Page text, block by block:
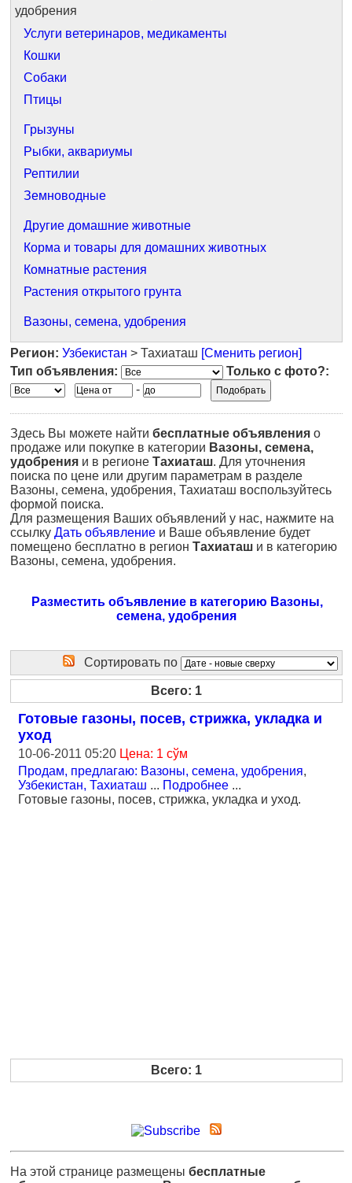
удобрения
Услуги ветеринаров, медикаменты
Кошки
Собаки
Птицы
Грызуны
Рыбки, аквариумы
Рептилии
Земноводные
Другие домашние животные
Корма и товары для домашних животных
Комнатные растения
Растения открытого грунта
Вазоны, семена, удобрения
Регион: Узбекистан > Тахиаташ [Сменить регион]
Тип объявления:
Только с фото?:
-
Здесь Вы можете найти бесплатные объявления о
продаже или покупке в категории Вазоны, семена,
удобрения и в регионе Тахиаташ. Для уточнения
поиска по цене или другим параметрам в разделе
Вазоны, семена, удобрения, Тахиаташ воспользуйтесь
формой поиска.
Для размещения Ваших объявлений у нас, нажмите на
ссылку Дать объявление и Ваше объявление будет
помещено бесплатно в регион Тахиаташ и в категорию
Вазоны, семена, удобрения.
Разместить объявление в категорию Вазоны,
семена, удобрения
Сортировать по
Всего: 1
Готовые газоны, посев, стрижка, укладка и
уход
10-06-2011 05:20 Цена: 1 сўм
Продам, предлагаю: Вазоны, семена, удобрения,
Узбекистан, Тахиаташ ... Подробнее ...
Готовые газоны, посев, стрижка, укладка и уход.
Всего: 1
На этой странице размещены бесплатные